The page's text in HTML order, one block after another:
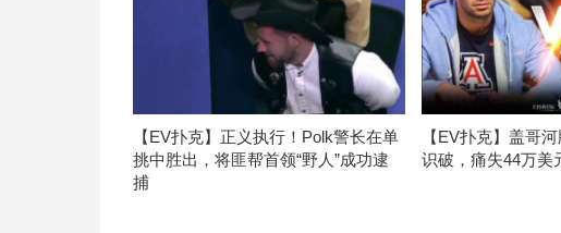
【EV扑克】正义执行！Polk警长在单
挑中胜出，将匪帮首领“野人”成功逮
捕
【EV扑克】盖哥
识破，痛失44万美